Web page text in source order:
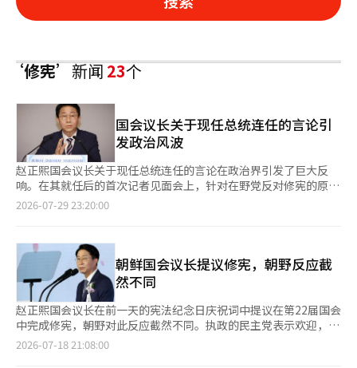
‘修宪’新闻23个
国会议长关于现任总统连任的言论引
发政治风波
赵正熙国会议长关于现任总统连任的言论在政治界引发了巨大反
响。在其就任后的首次记者见面会上，针对在野党反对修宪的原因
中提到现任总统任期延长的问题时，他表示：“权力结构的调整
高立法机构的领导人如此言论，令人担忧其对宪法秩序的影响。在
当前朝野对立加剧的情况下，国会议长的这一言论立即引发了激烈
的政治争论，并将修宪讨论推入了争议的泥潭。随着争议的扩大，
赵正熙迅速进行澄清。他在个人社交媒体上表示：“现任总统的连
任并不是修宪讨论的对象”，并对引发误解和争议表示遗憾。他同
时引用了《韩国宪法》第128条第2款，该条款明确规定：“关于
总统任期延长或连任变更的宪法修正案对提案时的总统不具有效
力。”这一条款是为了防止权力者为自己延长任期或谋求长期执政
2026-07-29 23:20:00
朝鲜国会议长提议修宪，朝野反应截
然不同
赵正熙国会议长在前一天的宪法纪念日庆祝词中提议在第22届国会
中完成修宪，朝野对此反应截然不同。执政的民主党表示欢迎，并
呼吁尽快成立修宪特委会，而在野的国民力量则表示“民主党和国
2026-07-18 21:08:00